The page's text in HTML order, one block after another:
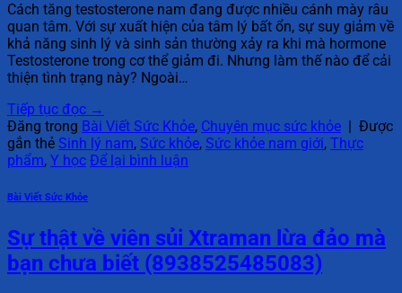
Cách tăng testosterone nam đang được nhiều cánh mày râu
quan tâm. Với sự xuất hiện của tâm lý bất ổn, sự suy giảm về
khả năng sinh lý và sinh sản thường xảy ra khi mà hormone
Testosterone trong cơ thể giảm đi. Nhưng làm thế nào để cải
thiện tình trạng này? Ngoài…
Tiếp tục đọc →
Đăng trong Bài Viết Sức Khỏe, Chuyên mục sức khỏe
Được
gắn thẻ Sinh lý nam, Sức khỏe, Sức khỏe nam giới, Thực
phẩm, Y học Để lại bình luận
Bài Viết Sức Khỏe
Sự thật về viên sủi Xtraman lừa đảo mà
bạn chưa biết (8938525485083)